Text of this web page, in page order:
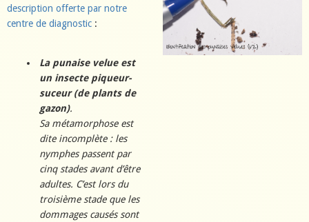
description offerte par notre
centre de diagnostic :
La punaise velue est
un insecte piqueur-
suceur (de plants de
gazon).
Sa métamorphose est
dite incomplète : les
nymphes passent par
cinq stades avant d’être
adultes. C’est lors du
troisième stade que les
dommages causés sont